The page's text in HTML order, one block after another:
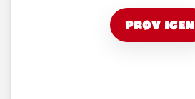
PRØV IGEN